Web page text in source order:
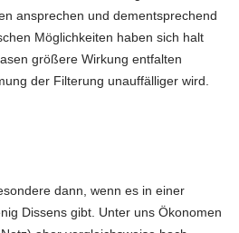
ansprechen und dementsprechend
Möglichkeiten haben sich halt
größere Wirkung entfalten
der Filterung unauffälliger wird.
dann, wenn es in einer
Dissens gibt. Unter uns Ökonomen